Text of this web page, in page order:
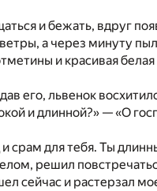
и бежать, вдруг
а через минуту
и красивая
его, львенок
и длинной?» — «О
срам для тебя. Ты
решил
сейчас и растерзал